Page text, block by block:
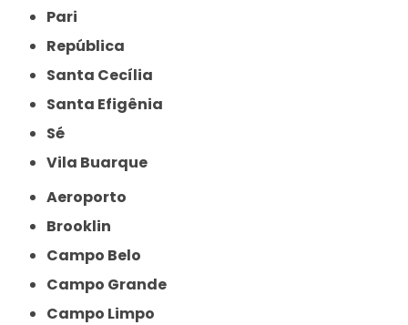
Pari
República
Santa Cecília
Santa Efigênia
Sé
Vila Buarque
Aeroporto
Brooklin
Campo Belo
Campo Grande
Campo Limpo